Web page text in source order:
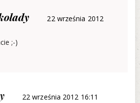
22 września 2012
;-)
22 września 2012 16:11